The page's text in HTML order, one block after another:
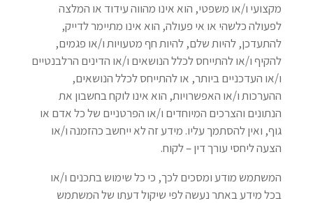
מקצועי ו/או משפטי, הוא אינו מהווה עידוד או המלצה
לפעולה כלשהי או אי פעולה, הוא אינו מתיימר לדייק,
להתעדכן, להיות שלם, להיות חף מטעויות ו/או פגמים,
להקיף ו/או להתייחס לכלל הנושאים ו/או הדינים הרלבנטיים
ו/או העדכניים ביותר, או להתייחס לכלל הנושאים,
ההערכות ו/או האפשרויות, הוא אינו לוקח בחשבון את
הנתונים והצרכים המיוחדים ו/או הפרטניים של כל אדם או
גוף, ואין להסתמך עליו. מידע זה לא ייחשב כהזמנה ו/או
הצעה ליחסי עורך דין – לקוח.
המשתמש מודע ומסכים לכך, כי כל שימוש בתכנים ו/או
בכל מידע באתר נעשה לפי שיקול דעתו של המשתמש